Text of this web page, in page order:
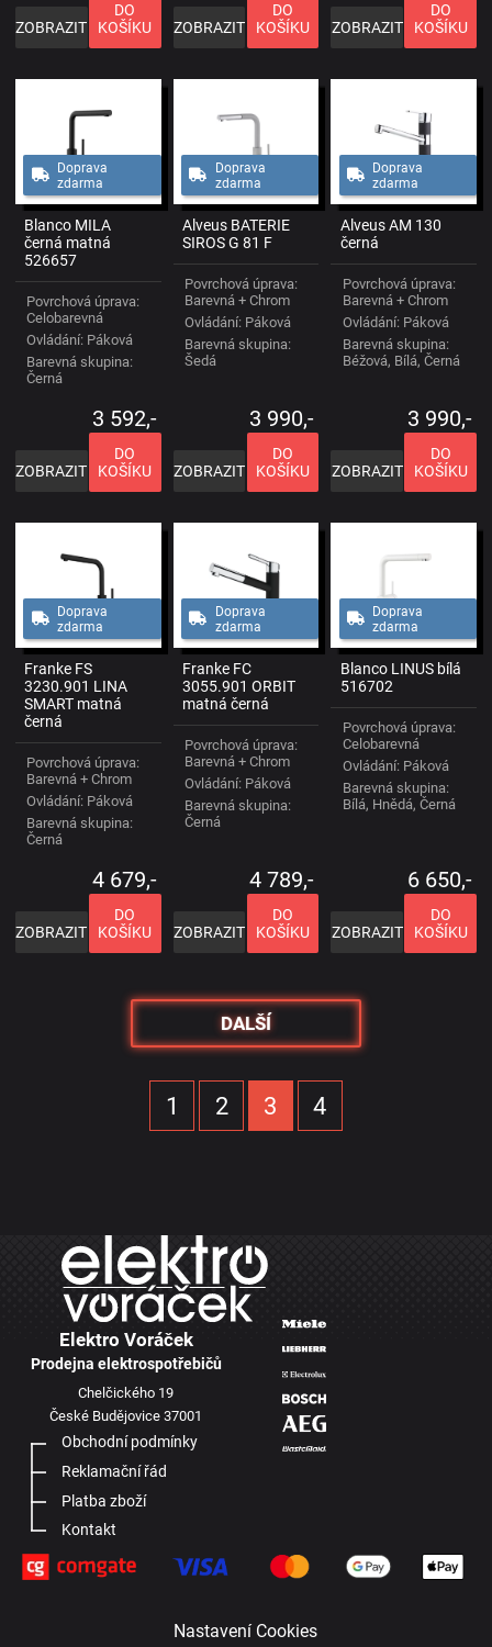
ZOBRAZIT
DO
KOŠÍKU
ZOBRAZIT
DO
KOŠÍKU
ZOBRAZIT
DO
KOŠÍKU
Doprava
zdarma
Blanco MILA
černá matná
526657
Povrchová úprava:
Celobarevná
Ovládání: Páková
Barevná skupina:
Černá
3 592,-
ZOBRAZIT
DO
KOŠÍKU
Doprava
zdarma
Alveus BATERIE
SIROS G 81 F
Povrchová úprava:
Barevná + Chrom
Ovládání: Páková
Barevná skupina:
Šedá
3 990,-
ZOBRAZIT
DO
KOŠÍKU
Doprava
zdarma
Alveus AM 130
černá
Povrchová úprava:
Barevná + Chrom
Ovládání: Páková
Barevná skupina:
Béžová, Bílá, Černá
3 990,-
ZOBRAZIT
DO
KOŠÍKU
Doprava
zdarma
Franke FS
3230.901 LINA
SMART matná
černá
Povrchová úprava:
Barevná + Chrom
Ovládání: Páková
Barevná skupina:
Černá
4 679,-
ZOBRAZIT
DO
KOŠÍKU
Doprava
zdarma
Franke FC
3055.901 ORBIT
matná černá
Povrchová úprava:
Barevná + Chrom
Ovládání: Páková
Barevná skupina:
Černá
4 789,-
ZOBRAZIT
DO
KOŠÍKU
Doprava
zdarma
Blanco LINUS bílá
516702
Povrchová úprava:
Celobarevná
Ovládání: Páková
Barevná skupina:
Bílá, Hnědá, Černá
6 650,-
ZOBRAZIT
DO
KOŠÍKU
DALŠÍ
1 2 3 4
Elektro Voráček
Prodejna elektrospotřebičů
Chelčického 19
České Budějovice 37001
Obchodní podmínky
Reklamační řád
Platba zboží
Kontakt
Nastavení Cookies